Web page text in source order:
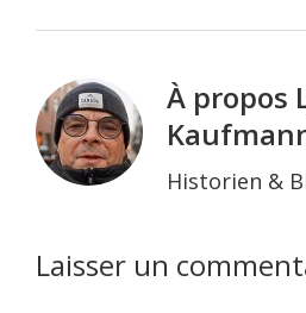
À propos
Historien &
Interactions
Laisser un